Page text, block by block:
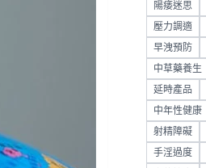
陽痿迷思
壓力調適
早洩預防
中草藥養生
延時產品
中年性健康
射精障礙
手淫過度